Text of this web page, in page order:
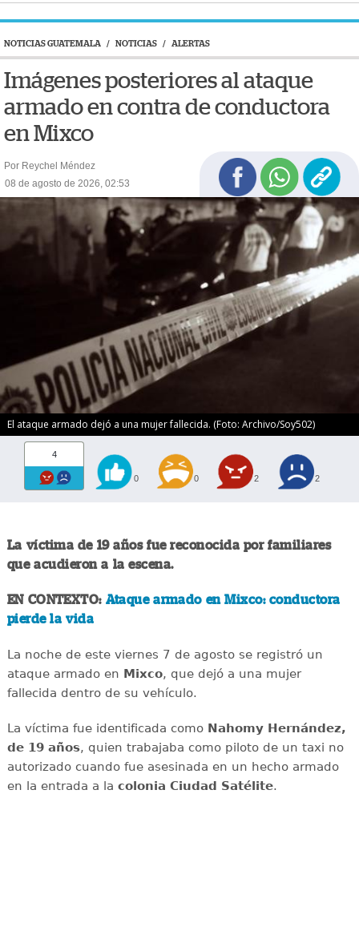
NOTICIAS GUATEMALA / NOTICIAS / ALERTAS
Imágenes posteriores al ataque
armado en contra de conductora
en Mixco
Por Reychel Méndez
08 de agosto de 2026, 02:53
El ataque armado dejó a una mujer fallecida. (Foto: Archivo/Soy502)
4
0 0 2 2
La víctima de 19 años fue reconocida por familiares
que acudieron a la escena.
EN CONTEXTO: Ataque armado en Mixco: conductora
pierde la vida
La noche de este viernes 7 de agosto se registró un
ataque armado en Mixco, que dejó a una mujer
fallecida dentro de su vehículo.
La víctima fue identificada como Nahomy Hernández,
de 19 años, quien trabajaba como piloto de un taxi no
autorizado cuando fue asesinada en un hecho armado
en la entrada a la colonia Ciudad Satélite.